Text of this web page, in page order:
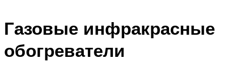
Газовые инфракрасные
обогреватели